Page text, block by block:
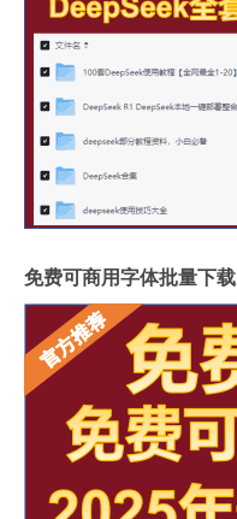
免费可商用字体批量下载